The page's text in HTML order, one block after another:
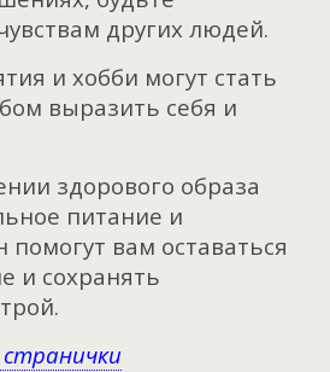
других людей.
и хобби могут стать
выразить себя и
здорового образа
питание и
помогут вам оставаться
и сохранять